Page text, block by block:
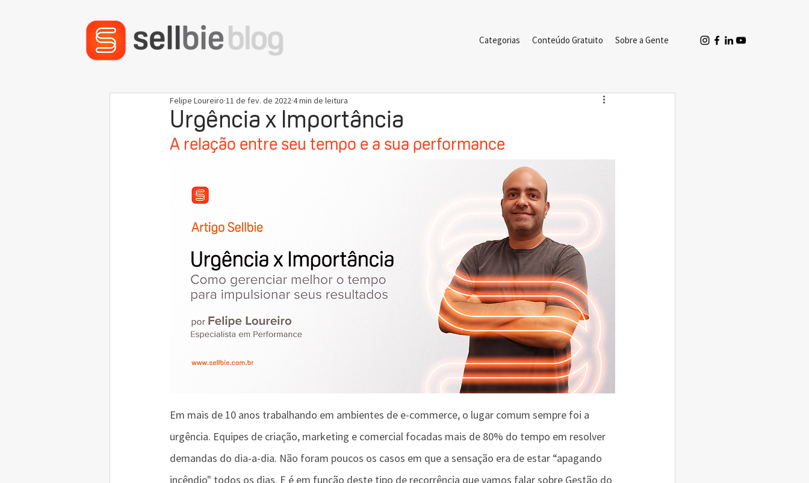
Categorias Conteúdo Gratuito Sobre a Gente
Urgência x Importância
Felipe Loureiro 11 de fev. de 2022 4 min de leitura
A relação entre seu tempo e a sua performance
Em mais de 10 anos trabalhando em ambientes de e-commerce, o lugar comum sempre foi a
urgência. Equipes de criação, marketing e comercial focadas mais de 80% do tempo em resolver
demandas do dia-a-dia. Não foram poucos os casos em que a sensação era de estar “apagando
incêndio" todos os dias. E é em função deste tipo de recorrência que vamos falar sobre Gestão do